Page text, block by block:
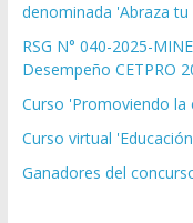
denominada 'Abraza tu
RSG N° 040-2025-
Desempeño CETPRO
Curso 'Promoviendo la
Curso virtual
Ganadores del